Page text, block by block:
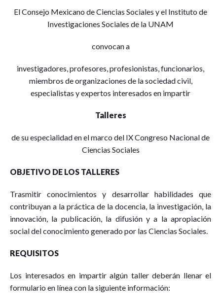
El Consejo Mexicano de Ciencias Sociales y el Instituto de
Investigaciones Sociales de la UNAM
convocan a
investigadores, profesores, profesionistas, funcionarios,
miembros de organizaciones de la sociedad civil,
especialistas y expertos interesados en impartir
Talleres
de su especialidad en el marco del IX Congreso Nacional de
Ciencias Sociales
OBJETIVO DE LOS TALLERES
Trasmitir conocimientos y desarrollar habilidades que
contribuyan a la práctica de la docencia, la investigación, la
innovación, la publicación, la difusión y a la apropiación
social del conocimiento generado por las Ciencias Sociales.
REQUISITOS
Los interesados en impartir algún taller deberán llenar el
formulario en línea con la siguiente información: